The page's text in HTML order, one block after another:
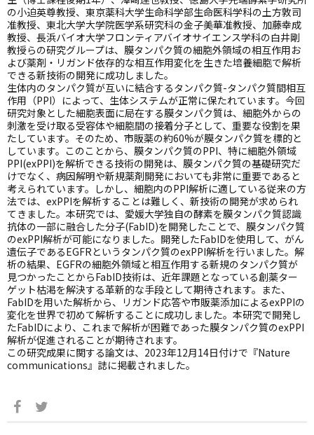
の小迫英尊教授、東京薬科大学生命科学部生命医科学科の土方敦司
准教授、東北大学大学院医学系研究科の金子美華准教授、加藤幸成
教授、長浜バイオ大学フロンティアバイオサイエンス学科の白井剛
教授らの研究グループは、膜タンパク質の細胞外領域の相互作用お
よび薬剤・リガンド依存的な相互作用変化を生きた培養細胞で解析
できる新技術の開発に成功しました。
生体内のタンパク質が互いに結合するタンパク質-タンパク質間相互
作用（PPI）によって、生体システムが正常に保たれています。今回
研究対象とした細胞表面に局在する膜タンパク質は、細胞外からの
刺激を受け取る受容体や細胞間の接着分子として、重要な役割を果
たしています。そのため、市販薬の約60%が膜タンパク質を標的と
しています。このことから、膜タンパク質のPPI、特に細胞外領域
PPI(exPPI)を解析できる技術の開発は、膜タンパク質の基礎研究だ
けでなく、病因解明や新規薬剤開発においても非常に重要であると
考えられています。しかし、細胞内のPPI解析に適している従来の方
法では、exPPIを解析することは難しく、新技術の開発が求められ
てきました。本研究では、愛媛大学独自の酵素を膜タンパク質認識
抗体の一部に融合した分子(FabID)を開発したことで、膜タンパク質
のexPPI解析が可能になりました。開発したFabIDを使用して、がん
遺伝子であるEGFRというタンパク質のexPPI解析を行いました。解
析の結果、EGFRの細胞外領域と相互作用する新規のタンパク質が
見つかったことからFabID技術は、近年課題となっている創薬ター
ゲット枯渇を解決する革新的な手段として期待されます。また、
FabIDを用いた解析から、リガンド応答や市販薬添加によるexPPIの
変化を世界で初めて解析することに成功しました。本研究で開発し
たFabIDにより、これまで解析が困難であった膜タンパク質のexPPI
解析が促進されることが期待されます。
この研究成果に関する論文は、2023年12月14日付けで『Nature
communications』誌に掲載されました。